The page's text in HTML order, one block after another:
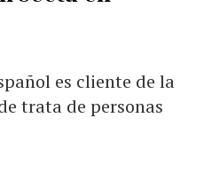
es cliente de la
trata de personas